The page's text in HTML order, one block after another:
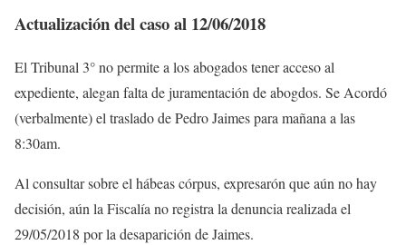
Actualización del caso al 12/06/2018
El Tribunal 3° no permite a los abogados tener acceso al
expediente, alegan falta de juramentación de abogdos. Se Acordó
(verbalmente) el traslado de Pedro Jaimes para mañana a las
8:30am.
Al consultar sobre el hábeas córpus, expresarón que aún no hay
decisión, aún la Fiscalía no registra la denuncia realizada el
29/05/2018 por la desaparición de Jaimes.